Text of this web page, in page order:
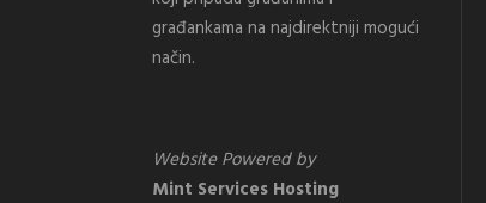
građankama na najdirektniji mogući
način.
Website Powered by
Mint Services Hosting